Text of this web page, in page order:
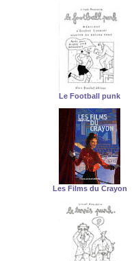
Le Football punk
Les Films du Crayon